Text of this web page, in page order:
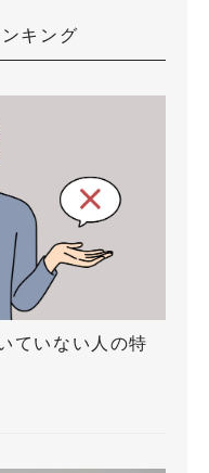
キング
ていない人の特